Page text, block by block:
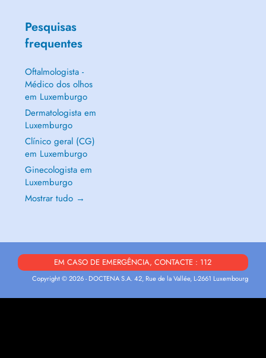
Pesquisas
frequentes
Oftalmologista -
Médico dos olhos
em Luxemburgo
Dermatologista em
Luxemburgo
Clínico geral (CG)
em Luxemburgo
Ginecologista em
Luxemburgo
Mostrar tudo →
EM CASO DE EMERGÊNCIA, CONTACTE : 112
Copyright © 2026 - DOCTENA S.A. 42, Rue de la Vallée, L-2661 Luxembourg